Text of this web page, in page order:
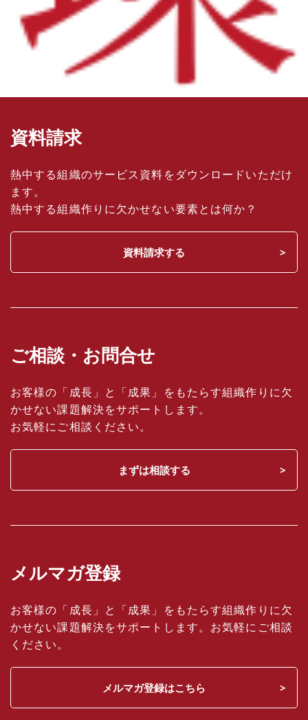
資料請求
熱中する組織のサービス資料をダウンロードいただけ
ます。
熱中する組織作りに欠かせない要素とは何か？
資料請求する
ご相談・お問合せ
お客様の「成長」と「成果」をもたらす組織作りに欠
かせない課題解決をサポートします。
お気軽にご相談ください。
まずは相談する
メルマガ登録
お客様の「成長」と「成果」をもたらす組織作りに欠
かせない課題解決をサポートします。お気軽にご相談
ください。
メルマガ登録はこちら